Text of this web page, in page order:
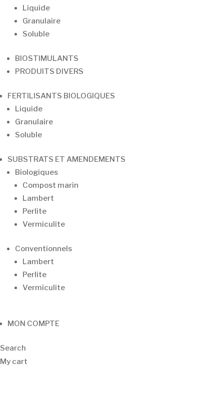
Liquide
Granulaire
Soluble
BIOSTIMULANTS
PRODUITS DIVERS
FERTILISANTS BIOLOGIQUES
Liquide
Granulaire
Soluble
SUBSTRATS ET AMENDEMENTS
Biologiques
Compost marin
Lambert
Perlite
Vermiculite
Conventionnels
Lambert
Perlite
Vermiculite
MON COMPTE
Search
My cart